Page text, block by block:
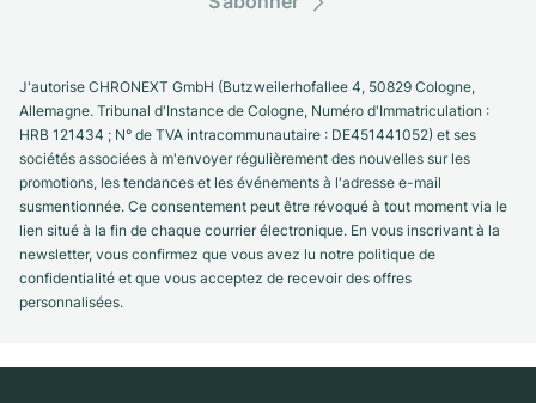
J'autorise CHRONEXT GmbH (Butzweilerhofallee 4, 50829 Cologne,
Allemagne. Tribunal d'Instance de Cologne, Numéro d'Immatriculation :
HRB 121434 ; N° de TVA intracommunautaire : DE451441052) et ses
sociétés associées à m'envoyer régulièrement des nouvelles sur les
promotions, les tendances et les événements à l'adresse e-mail
susmentionnée. Ce consentement peut être révoqué à tout moment via le
lien situé à la fin de chaque courrier électronique. En vous inscrivant à la
newsletter, vous confirmez que vous avez lu notre politique de
confidentialité et que vous acceptez de recevoir des offres
personnalisées.